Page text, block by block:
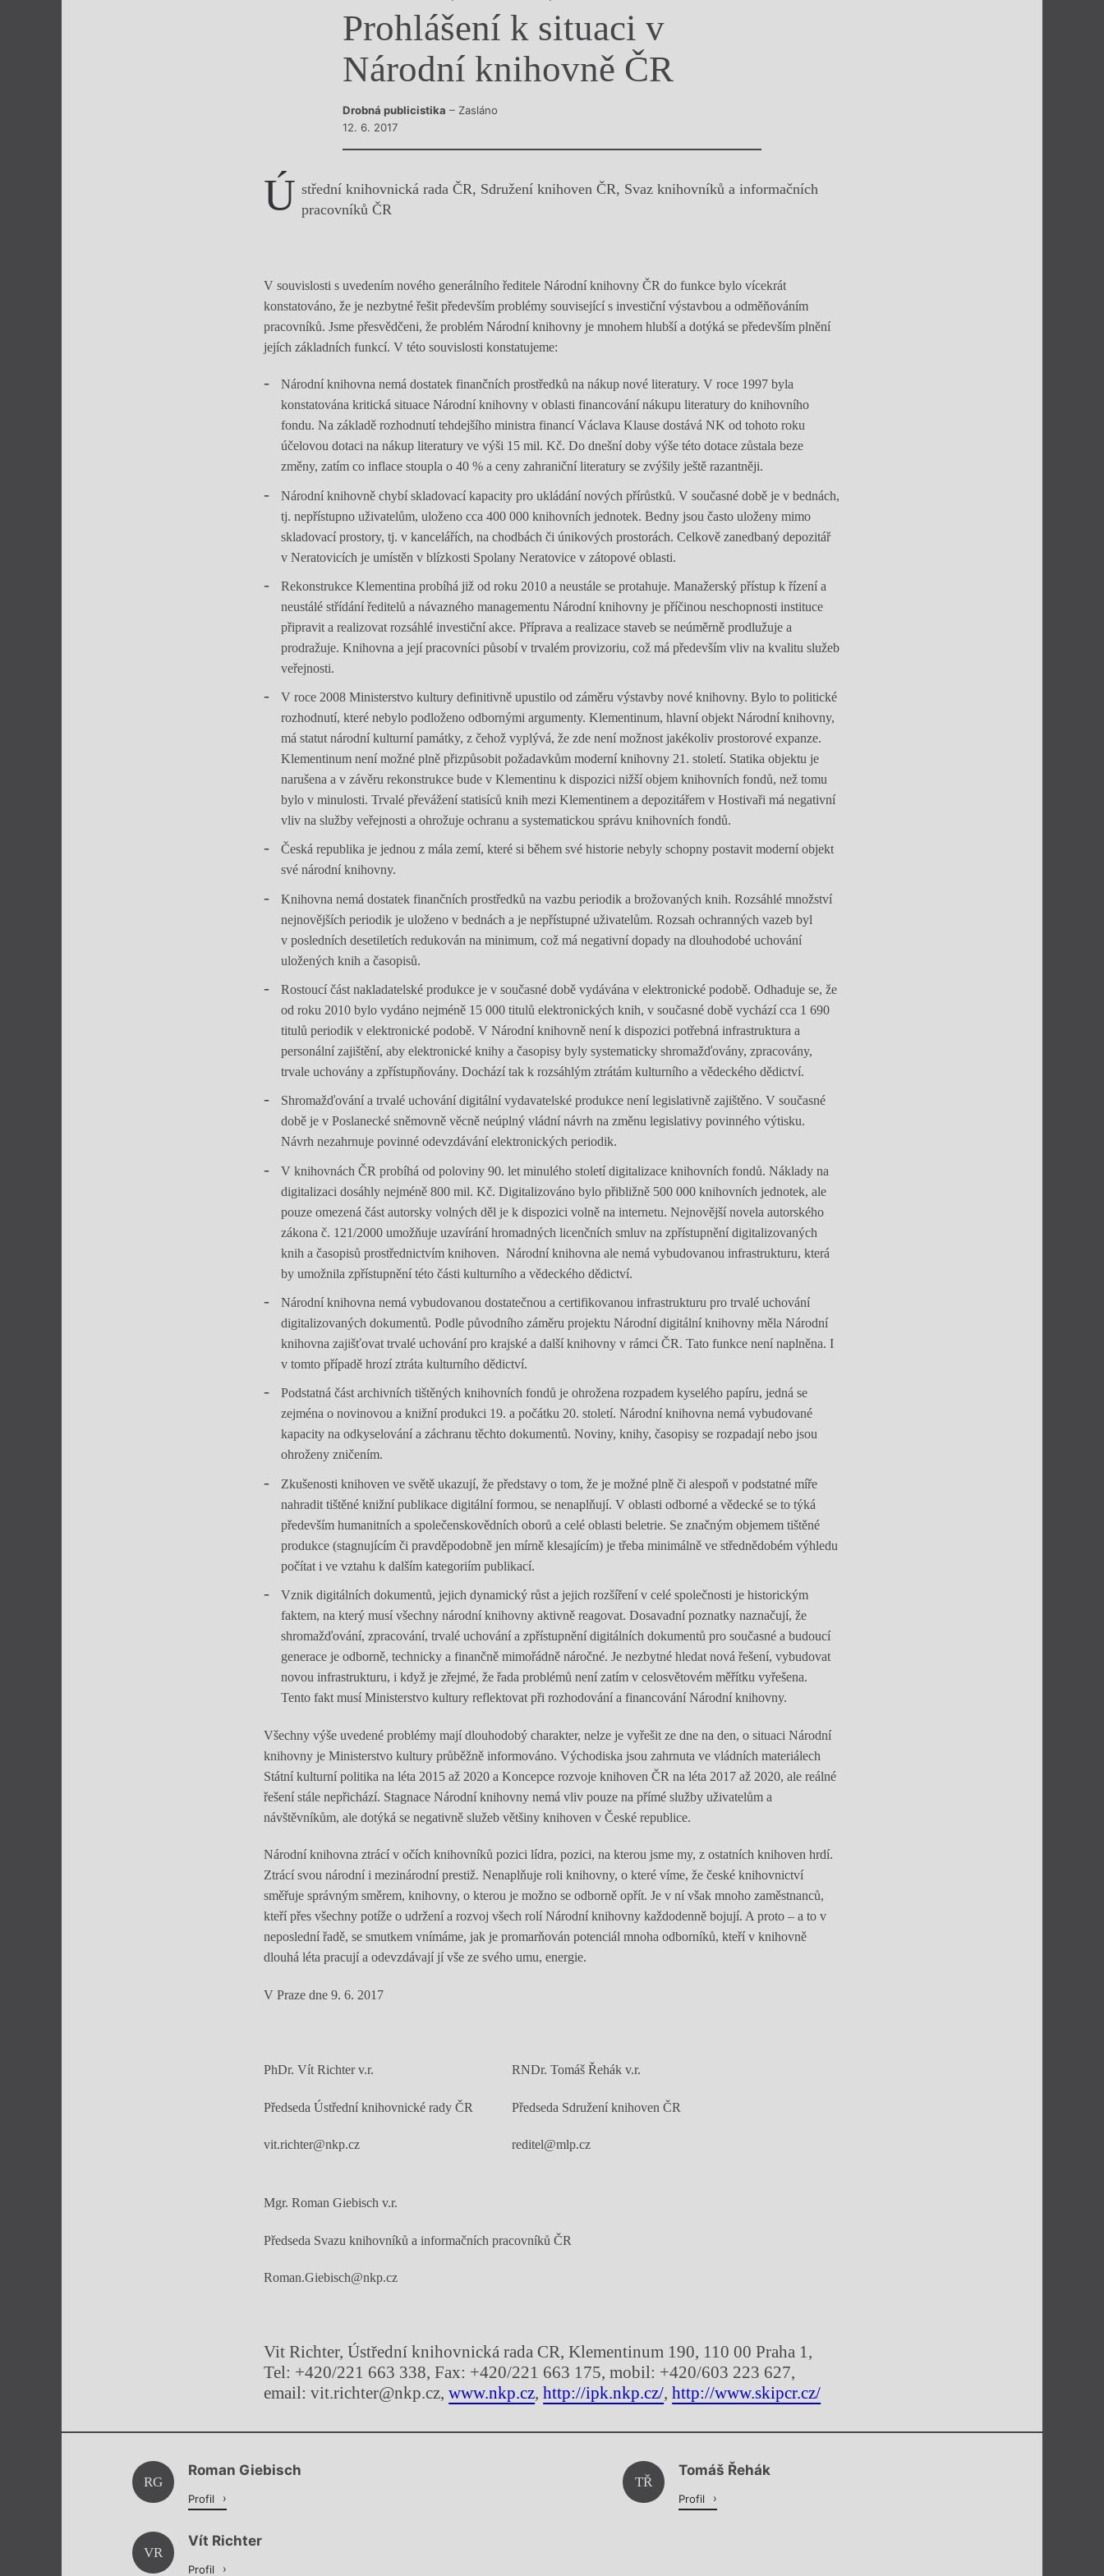
Výroční cenyProhlášení k situaci v
Národní knihovně ČR
Drobná publicistika – Zasláno
12. 6. 2017
Ú střední knihovnická rada ČR, Sdružení knihoven ČR, Svaz knihovníků a informačních
pracovníků ČR
V souvislosti s uvedením nového generálního ředitele Národní knihovny ČR do funkce bylo vícekrát
konstatováno, že je nezbytné řešit především problémy související s investiční výstavbou a odměňováním
pracovníků. Jsme přesvědčeni, že problém Národní knihovny je mnohem hlubší a dotýká se především plnění
jejích základních funkcí. V této souvislosti konstatujeme:
Národní knihovna nemá dostatek finančních prostředků na nákup nové literatury. V roce 1997 byla
konstatována kritická situace Národní knihovny v oblasti financování nákupu literatury do knihovního
fondu. Na základě rozhodnutí tehdejšího ministra financí Václava Klause dostává NK od tohoto roku
účelovou dotaci na nákup literatury ve výši 15 mil. Kč. Do dnešní doby výše této dotace zůstala beze
změny, zatím co inflace stoupla o 40 % a ceny zahraniční literatury se zvýšily ještě razantněji.
Národní knihovně chybí skladovací kapacity pro ukládání nových přírůstků. V současné době je v bednách,
tj. nepřístupno uživatelům, uloženo cca 400 000 knihovních jednotek. Bedny jsou často uloženy mimo
skladovací prostory, tj. v kancelářích, na chodbách či únikových prostorách. Celkově zanedbaný depozitář
v Neratovicích je umístěn v blízkosti Spolany Neratovice v zátopové oblasti.
Rekonstrukce Klementina probíhá již od roku 2010 a neustále se protahuje. Manažerský přístup k řízení a
neustálé střídání ředitelů a návazného managementu Národní knihovny je příčinou neschopnosti instituce
připravit a realizovat rozsáhlé investiční akce. Příprava a realizace staveb se neúměrně prodlužuje a
prodražuje. Knihovna a její pracovníci působí v trvalém provizoriu, což má především vliv na kvalitu služeb
veřejnosti.
V roce 2008 Ministerstvo kultury definitivně upustilo od záměru výstavby nové knihovny. Bylo to politické
rozhodnutí, které nebylo podloženo odbornými argumenty. Klementinum, hlavní objekt Národní knihovny,
má statut národní kulturní památky, z čehož vyplývá, že zde není možnost jakékoliv prostorové expanze.
Klementinum není možné plně přizpůsobit požadavkům moderní knihovny 21. století. Statika objektu je
narušena a v závěru rekonstrukce bude v Klementinu k dispozici nižší objem knihovních fondů, než tomu
bylo v minulosti. Trvalé převážení statisíců knih mezi Klementinem a depozitářem v Hostivaři má negativní
vliv na služby veřejnosti a ohrožuje ochranu a systematickou správu knihovních fondů.
Česká republika je jednou z mála zemí, které si během své historie nebyly schopny postavit moderní objekt
své národní knihovny.
Knihovna nemá dostatek finančních prostředků na vazbu periodik a brožovaných knih. Rozsáhlé množství
nejnovějších periodik je uloženo v bednách a je nepřístupné uživatelům. Rozsah ochranných vazeb byl
v posledních desetiletích redukován na minimum, což má negativní dopady na dlouhodobé uchování
uložených knih a časopisů.
Rostoucí část nakladatelské produkce je v současné době vydávána v elektronické podobě. Odhaduje se, že
od roku 2010 bylo vydáno nejméně 15 000 titulů elektronických knih, v současné době vychází cca 1 690
titulů periodik v elektronické podobě. V Národní knihovně není k dispozici potřebná infrastruktura a
personální zajištění, aby elektronické knihy a časopisy byly systematicky shromažďovány, zpracovány,
trvale uchovány a zpřístupňovány. Dochází tak k rozsáhlým ztrátám kulturního a vědeckého dědictví.
Shromažďování a trvalé uchování digitální vydavatelské produkce není legislativně zajištěno. V současné
době je v Poslanecké sněmovně věcně neúplný vládní návrh na změnu legislativy povinného výtisku.
Návrh nezahrnuje povinné odevzdávání elektronických periodik.
V knihovnách ČR probíhá od poloviny 90. let minulého století digitalizace knihovních fondů. Náklady na
digitalizaci dosáhly nejméně 800 mil. Kč. Digitalizováno bylo přibližně 500 000 knihovních jednotek, ale
pouze omezená část autorsky volných děl je k dispozici volně na internetu. Nejnovější novela autorského
zákona č. 121/2000 umožňuje uzavírání hromadných licenčních smluv na zpřístupnění digitalizovaných
knih a časopisů prostřednictvím knihoven. Národní knihovna ale nemá vybudovanou infrastrukturu, která
by umožnila zpřístupnění této části kulturního a vědeckého dědictví.
Národní knihovna nemá vybudovanou dostatečnou a certifikovanou infrastrukturu pro trvalé uchování
digitalizovaných dokumentů. Podle původního záměru projektu Národní digitální knihovny měla Národní
knihovna zajišťovat trvalé uchování pro krajské a další knihovny v rámci ČR. Tato funkce není naplněna. I
v tomto případě hrozí ztráta kulturního dědictví.
Podstatná část archivních tištěných knihovních fondů je ohrožena rozpadem kyselého papíru, jedná se
zejména o novinovou a knižní produkci 19. a počátku 20. století. Národní knihovna nemá vybudované
kapacity na odkyselování a záchranu těchto dokumentů. Noviny, knihy, časopisy se rozpadají nebo jsou
ohroženy zničením.
Zkušenosti knihoven ve světě ukazují, že představy o tom, že je možné plně či alespoň v podstatné míře
nahradit tištěné knižní publikace digitální formou, se nenaplňují. V oblasti odborné a vědecké se to týká
především humanitních a společenskovědních oborů a celé oblasti beletrie. Se značným objemem tištěné
produkce (stagnujícím či pravděpodobně jen mírně klesajícím) je třeba minimálně ve střednědobém výhledu
počítat i ve vztahu k dalším kategoriím publikací.
Vznik digitálních dokumentů, jejich dynamický růst a jejich rozšíření v celé společnosti je historickým
faktem, na který musí všechny národní knihovny aktivně reagovat. Dosavadní poznatky naznačují, že
shromažďování, zpracování, trvalé uchování a zpřístupnění digitálních dokumentů pro současné a budoucí
generace je odborně, technicky a finančně mimořádně náročné. Je nezbytné hledat nová řešení, vybudovat
novou infrastrukturu, i když je zřejmé, že řada problémů není zatím v celosvětovém měřítku vyřešena.
Tento fakt musí Ministerstvo kultury reflektovat při rozhodování a financování Národní knihovny.
Všechny výše uvedené problémy mají dlouhodobý charakter, nelze je vyřešit ze dne na den, o situaci Národní
knihovny je Ministerstvo kultury průběžně informováno. Východiska jsou zahrnuta ve vládních materiálech
Státní kulturní politika na léta 2015 až 2020 a Koncepce rozvoje knihoven ČR na léta 2017 až 2020, ale reálné
řešení stále nepřichází. Stagnace Národní knihovny nemá vliv pouze na přímé služby uživatelům a
návštěvníkům, ale dotýká se negativně služeb většiny knihoven v České republice.
Národní knihovna ztrácí v očích knihovníků pozici lídra, pozici, na kterou jsme my, z ostatních knihoven hrdí.
Ztrácí svou národní i mezinárodní prestiž. Nenaplňuje roli knihovny, o které víme, že české knihovnictví
směřuje správným směrem, knihovny, o kterou je možno se odborně opřít. Je v ní však mnoho zaměstnanců,
kteří přes všechny potíže o udržení a rozvoj všech rolí Národní knihovny každodenně bojují. A proto – a to v
neposlední řadě, se smutkem vnímáme, jak je promarňován potenciál mnoha odborníků, kteří v knihovně
dlouhá léta pracují a odevzdávají jí vše ze svého umu, energie.
V Praze dne 9. 6. 2017
PhDr. Vít Richter v.r.
Předseda Ústřední knihovnické rady ČR
vit.richter@nkp.cz
RNDr. Tomáš Řehák v.r.
Předseda Sdružení knihoven ČR
reditel@mlp.cz
Mgr. Roman Giebisch v.r.
Předseda Svazu knihovníků a informačních pracovníků ČR
Roman.Giebisch@nkp.cz
Vit Richter, Ústřední knihovnická rada CR, Klementinum 190, 110 00 Praha 1,
Tel: +420/221 663 338, Fax: +420/221 663 175, mobil: +420/603 223 627,
email: vit.richter@nkp.cz,www.nkp.cz,http://ipk.nkp.cz/,http://www.skipcr.cz/
Chviličku.
RG
Roman Giebisch
Profil
TŘ
Tomáš Řehák
Profil
VR
Vít Richter
Profil